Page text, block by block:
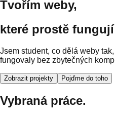
Tvořím weby,
které prostě fungují
Jsem student, co dělá weby
fungovaly bez zbytečných
Zobrazit projekty Pojďme do toho
Vybraná práce.